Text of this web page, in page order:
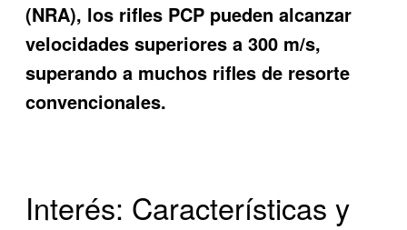
(NRA), los rifles PCP pueden alcanzar
velocidades superiores a 300 m/s,
superando a muchos rifles de resorte
convencionales.
Interés: Características y